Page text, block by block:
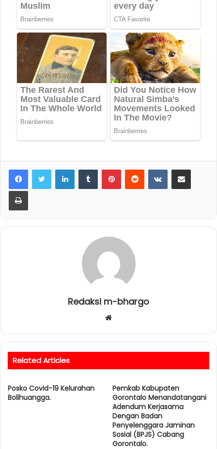
Redaksi m-bhargo
b
s
e
Related Articles
Posko Covid-19 Kelurahan
Bolihuangga.
Pemkab Kabupaten
Gorontalo Menandatangani
Adendum Kerjasama
Dengan Badan
Penyelenggara Jaminan
Sosial (BPJS) Cabang
Gorontalo.